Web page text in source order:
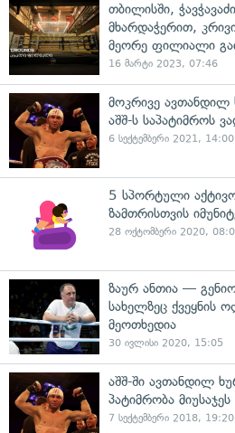
თბილისში,
მხარდაჭერით,
მეორე ფილიალი
16 მარტი 2023, 07:46
მოკრივე ავთანდილ
აშშ-ს საპატიმროს
6 სექტემბერი 2021, 14:00
5 სპორტული
ზამთრისთვის
28 ოქტომბერი 2020,
ზაურ ანთია —
სახელზეც ქვეყნის
მეოთხედია
30 ივლისი 2020, 15:05
აშშ-ში ავთანდილ
პატიმრობა მიუსაჯეს
7 სექტემბერი 2018, 19:20